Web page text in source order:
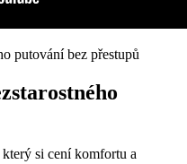
který si cení komfortu a